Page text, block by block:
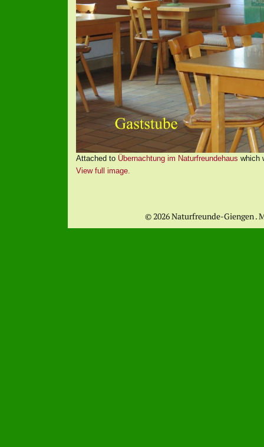
Attached to Übernachtung im Naturfreundehaus which
View full image.
© 2026 Naturfreunde-Giengen .